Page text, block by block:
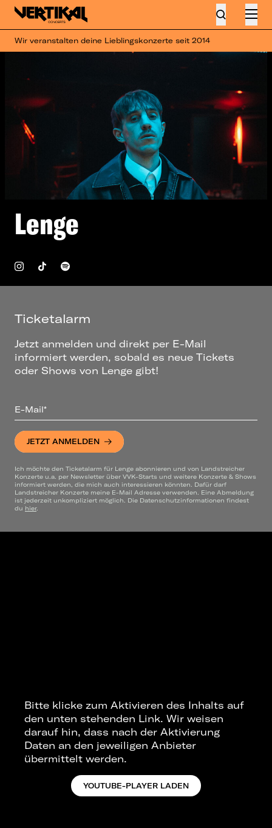
Wir veranstalten deine Lieblingskonzerte seit 2014
Lenge
Ticketalarm
Jetzt anmelden und direkt per E-Mail
informiert werden, sobald es neue Tickets
oder Shows von Lenge gibt!
E-Mail*
JETZT ANMELDEN
Ich möchte den Ticketalarm für Lenge abonnieren und von Landstreicher
Konzerte u.a. per Newsletter über VVK-Starts und weitere Konzerte & Shows
informiert werden, die mich auch interessieren könnten. Dafür darf
Landstreicher Konzerte meine E-Mail Adresse verwenden. Eine Abmeldung
ist jederzeit unkompliziert möglich. Die Datenschutzinformationen findest
du hier.
Bitte klicke zum Aktivieren des Inhalts auf
den unten stehenden Link. Wir weisen
darauf hin, dass nach der Aktivierung
Daten an den jeweiligen Anbieter
übermittelt werden.
YOUTUBE-PLAYER LADEN